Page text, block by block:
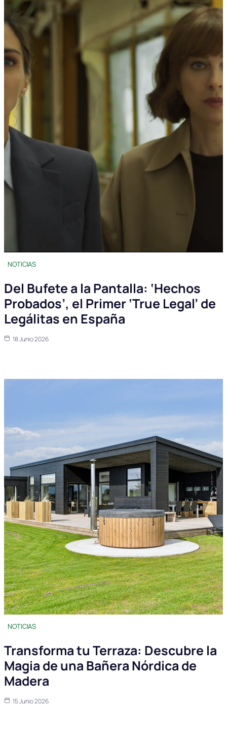
NOTICIAS
Del Bufete a la Pantalla: ‘Hechos
Probados’, el Primer ‘True Legal’ de
Legálitas en España
18 Junio 2026
NOTICIAS
Transforma tu Terraza: Descubre la
Magia de una Bañera Nórdica de
Madera
15 Junio 2026